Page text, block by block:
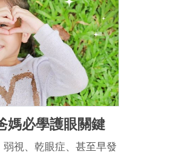
媽必學護眼關鍵
視、乾眼症、甚至早發